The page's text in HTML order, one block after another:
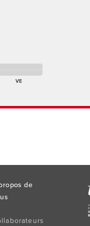
matin Absent(e)
VE
de